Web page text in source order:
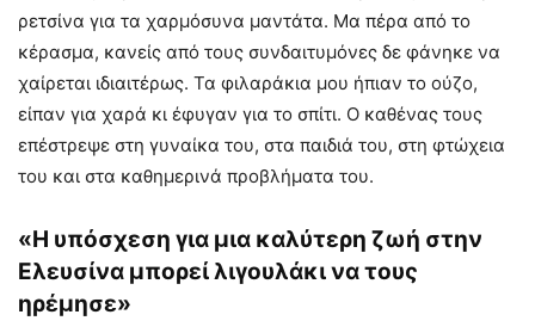
ρετσίνα για τα χαρμόσυνα μαντάτα. Μα πέρα από το
κέρασμα, κανείς από τους συνδαιτυμόνες δε φάνηκε να
χαίρεται ιδιαιτέρως. Τα φιλαράκια μου ήπιαν το ούζο,
είπαν για χαρά κι έφυγαν για το σπίτι. Ο καθένας τους
επέστρεψε στη γυναίκα του, στα παιδιά του, στη φτώχεια
του και στα καθημερινά προβλήματα του.
«Η υπόσχεση για μια καλύτερη ζωή στην
Ελευσίνα μπορεί λιγουλάκι να τους
ηρέμησε»